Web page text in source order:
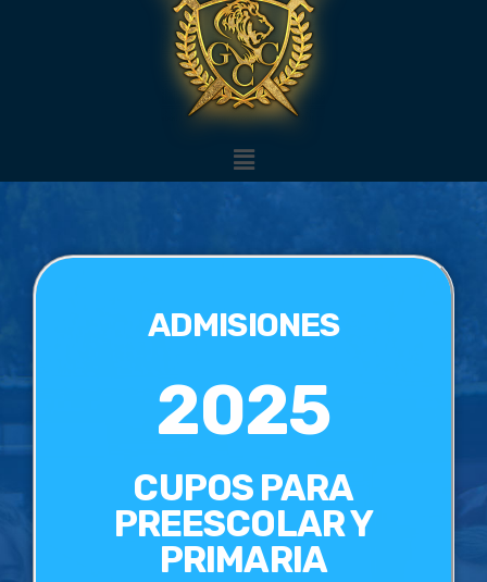
ADMISIONES
2025
CUPOS PARA
PREESCOLAR Y
PRIMARIA